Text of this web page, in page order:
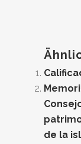
de la